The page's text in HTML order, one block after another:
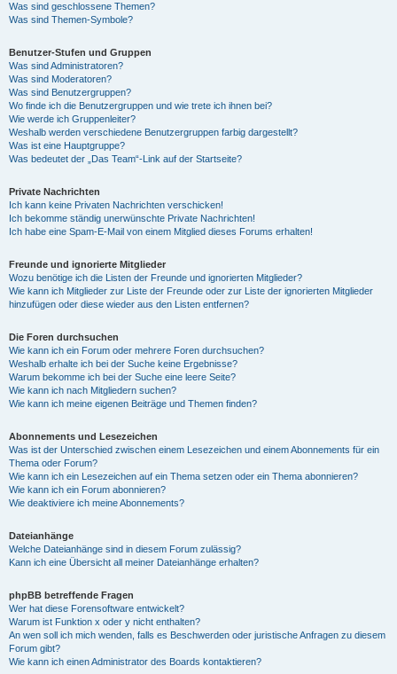
Was sind geschlossene Themen?
Was sind Themen-Symbole?
Benutzer-Stufen und Gruppen
Was sind Administratoren?
Was sind Moderatoren?
Was sind Benutzergruppen?
Wo finde ich die Benutzergruppen und wie trete ich ihnen bei?
Wie werde ich Gruppenleiter?
Weshalb werden verschiedene Benutzergruppen farbig dargestellt?
Was ist eine Hauptgruppe?
Was bedeutet der „Das Team“-Link auf der Startseite?
Private Nachrichten
Ich kann keine Privaten Nachrichten verschicken!
Ich bekomme ständig unerwünschte Private Nachrichten!
Ich habe eine Spam-E-Mail von einem Mitglied dieses Forums erhalten!
Freunde und ignorierte Mitglieder
Wozu benötige ich die Listen der Freunde und ignorierten Mitglieder?
Wie kann ich Mitglieder zur Liste der Freunde oder zur Liste der ignorierten Mitglieder
hinzufügen oder diese wieder aus den Listen entfernen?
Die Foren durchsuchen
Wie kann ich ein Forum oder mehrere Foren durchsuchen?
Weshalb erhalte ich bei der Suche keine Ergebnisse?
Warum bekomme ich bei der Suche eine leere Seite?
Wie kann ich nach Mitgliedern suchen?
Wie kann ich meine eigenen Beiträge und Themen finden?
Abonnements und Lesezeichen
Was ist der Unterschied zwischen einem Lesezeichen und einem Abonnements für ein
Thema oder Forum?
Wie kann ich ein Lesezeichen auf ein Thema setzen oder ein Thema abonnieren?
Wie kann ich ein Forum abonnieren?
Wie deaktiviere ich meine Abonnements?
Dateianhänge
Welche Dateianhänge sind in diesem Forum zulässig?
Kann ich eine Übersicht all meiner Dateianhänge erhalten?
phpBB betreffende Fragen
Wer hat diese Forensoftware entwickelt?
Warum ist Funktion x oder y nicht enthalten?
An wen soll ich mich wenden, falls es Beschwerden oder juristische Anfragen zu diesem
Forum gibt?
Wie kann ich einen Administrator des Boards kontaktieren?